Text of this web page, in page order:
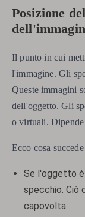
Posizione
Il punto in cui
l'immagine. Gli
Queste immagini
dell'oggetto. Gli
o virtuali.
Ecco cosa
Se l'oggetto è
specchio. Ciò
capovolta.